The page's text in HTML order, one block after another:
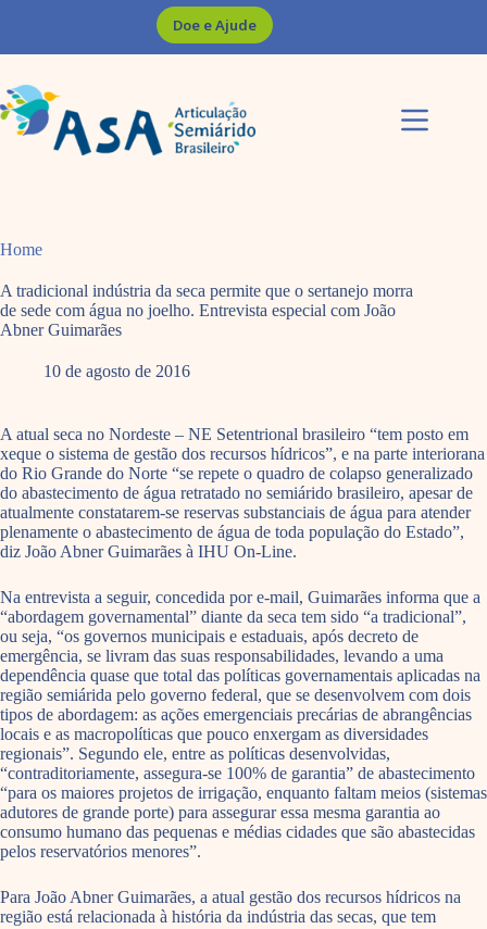
Doe e Ajude
Home
A tradicional indústria da seca permite que o sertanejo morra
de sede com água no joelho. Entrevista especial com João
Abner Guimarães
10 de agosto de 2016
A atual seca no Nordeste – NE Setentrional brasileiro “tem posto em
xeque o sistema de gestão dos recursos hídricos”, e na parte interiorana
do Rio Grande do Norte “se repete o quadro de colapso generalizado
do abastecimento de água retratado no semiárido brasileiro, apesar de
atualmente constatarem-se reservas substanciais de água para atender
plenamente o abastecimento de água de toda população do Estado”,
diz João Abner Guimarães à IHU On-Line.
Na entrevista a seguir, concedida por e-mail, Guimarães informa que a
“abordagem governamental” diante da seca tem sido “a tradicional”,
ou seja, “os governos municipais e estaduais, após decreto de
emergência, se livram das suas responsabilidades, levando a uma
dependência quase que total das políticas governamentais aplicadas na
região semiárida pelo governo federal, que se desenvolvem com dois
tipos de abordagem: as ações emergenciais precárias de abrangências
locais e as macropolíticas que pouco enxergam as diversidades
regionais”. Segundo ele, entre as políticas desenvolvidas,
“contraditoriamente, assegura-se 100% de garantia” de abastecimento
“para os maiores projetos de irrigação, enquanto faltam meios (sistemas
adutores de grande porte) para assegurar essa mesma garantia ao
consumo humano das pequenas e médias cidades que são abastecidas
pelos reservatórios menores”.
Para João Abner Guimarães, a atual gestão dos recursos hídricos na
região está relacionada à história da indústria das secas, que tem